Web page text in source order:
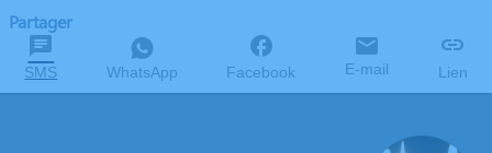
Partager
SMS WhatsApp Facebook E-mail Lien